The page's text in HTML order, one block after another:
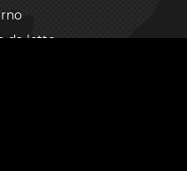
da letto